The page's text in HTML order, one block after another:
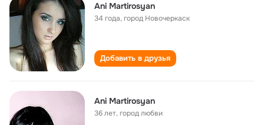
Ani Martirosyan
34 года,город Новочеркаск
Добавить в друзья
Ani Martirosyan
36 лет,город любви